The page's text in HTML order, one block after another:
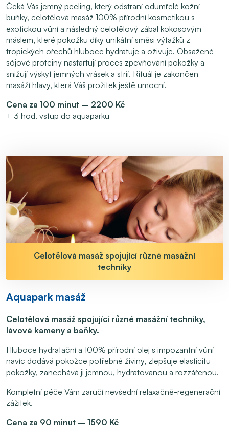
Čeká Vás jemný peeling, který odstraní odumřelé kožní
buňky, celotělová masáž 100% přírodní kosmetikou s
exotickou vůní a následný celotělový zábal kokosovým
máslem, které pokožku díky unikátní směsi výtažků z
tropických ořechů hluboce hydratuje a oživuje. Obsažené
sójové proteiny nastartují proces zpevňování pokožky a
snižují výskyt jemných vrásek a strií. Rituál je zakončen
masáží hlavy, která Váš prožitek ještě umocní.
Cena za 100 minut – 2200 Kč
+ 3 hod. vstup do aquaparku
Celotělová masáž spojující různé masážní
techniky
Aquapark masáž
Celotělová masáž spojující různé masážní techniky,
lávové kameny a baňky.
Hluboce hydratační a 100% přírodní olej s impozantní vůní
navíc dodává pokožce potřebné živiny, zlepšuje elasticitu
pokožky, zanechává ji jemnou, hydratovanou a rozzářenou.
Kompletní péče Vám zaručí nevšední relaxačně-regenerační
zážitek.
Cena za 90 minut – 1590 Kč